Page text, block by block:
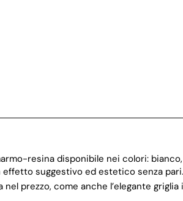
resina disponibile nei colori:
effetto suggestivo ed estetico senza pari.
nel prezzo, come anche l’elegante griglia